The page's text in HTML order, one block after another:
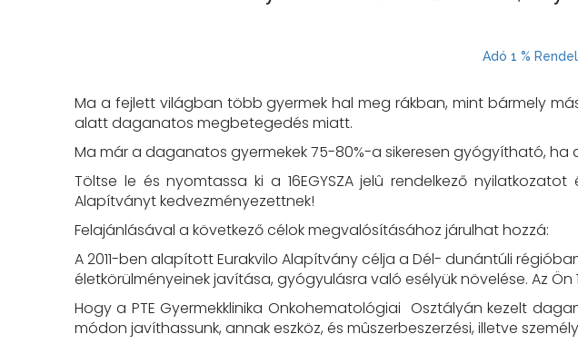
Adó 1 %
Ma a fejlett világban több gyermek hal meg rákban, mint bármely
alatt daganatos megbetegedés miatt.
Ma már a daganatos gyermekek 75-80%-a sikeresen gyógyítható, ha
Töltse le és nyomtassa ki a 16EGYSZA jelû rendelkező
Alapítványt kedvezményezettnek!
Felajánlásával a következő célok megvalósításához járulhat hozzá:
A 2011-ben alapított Eurakvilo Alapítvány célja a Dél- dunántúli
életkörülményeinek javítása, gyógyulásra való esélyük növelése. Az
Hogy a PTE Gyermekklinika Onkohematológiai Osztályán kezelt
módon javíthassunk, annak eszköz, és mûszerbeszerzési, illetve